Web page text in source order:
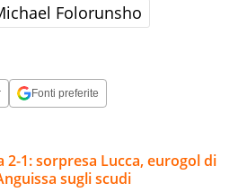
Folorunsho
Fonti preferite
2-1: sorpresa Lucca, eurogol di
sugli scudi